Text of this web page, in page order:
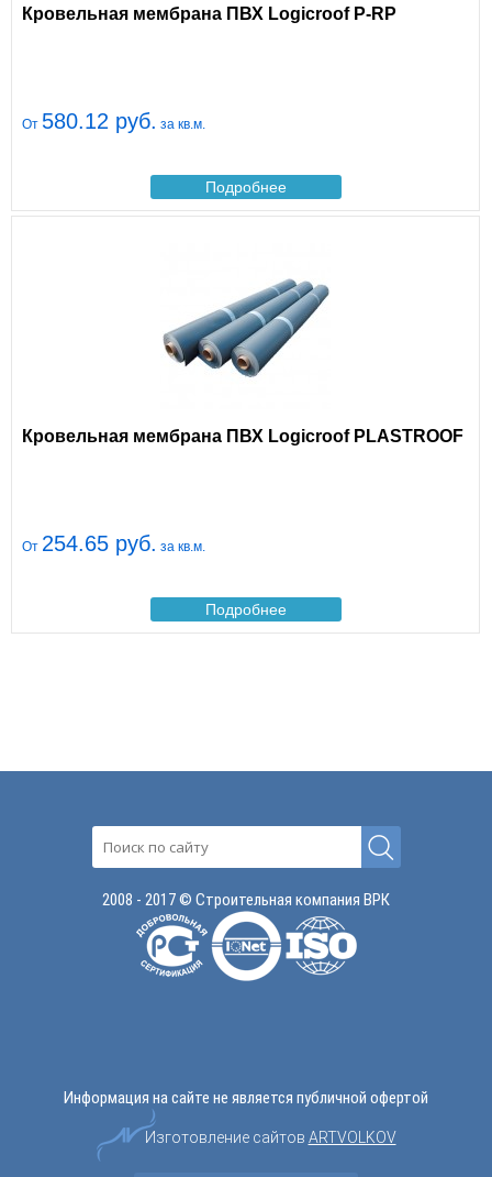
Кровельная мембрана ПВХ Logicroof P-RP
От 580.12 руб. за кв.м.
Подробнее
Кровельная мембрана ПВХ Logicroof PLASTROOF
От 254.65 руб. за кв.м.
Подробнее
2008 - 2017 © Строительная компания ВРК
Информация на сайте не является публичной офертой
Изготовление сайтов ARTVOLKOV